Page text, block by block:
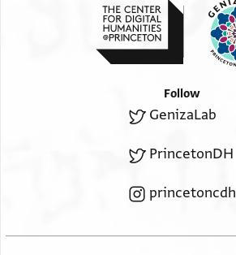
Follow
GenizaLab
PrincetonDH
princetoncdh